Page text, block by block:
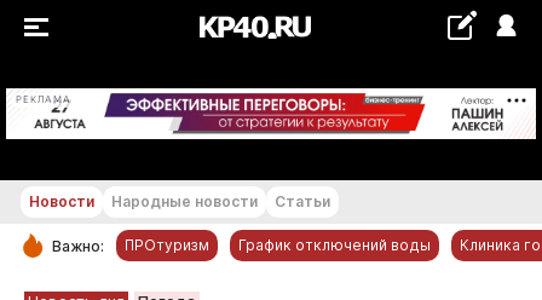
РЕКЛАМА +28...+29 °С
РУБРИКИ
Новости Народные новости Статьи
Важно: ПРОтуризм График отключений воды Клиника